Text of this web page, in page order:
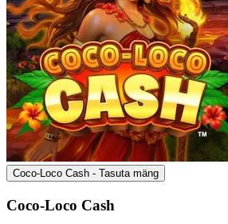
Coco-Loco Cash - Tasuta mäng
Coco-Loco Cash